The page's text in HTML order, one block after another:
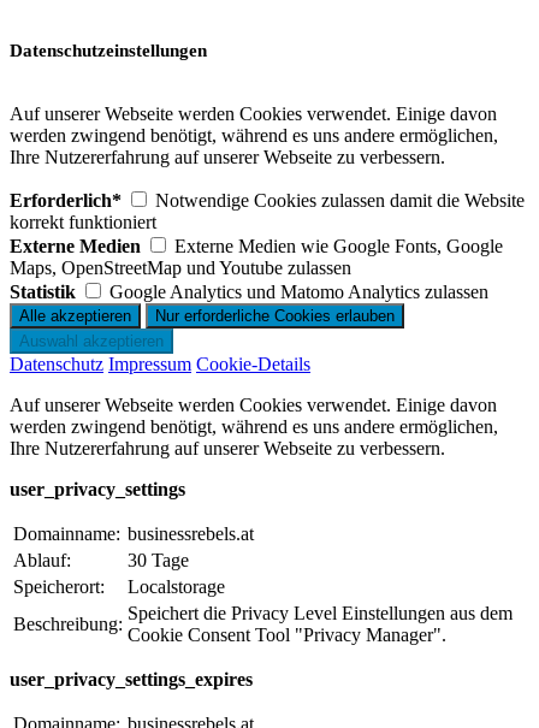
Datenschutzeinstellungen
Auf unserer Webseite werden Cookies verwendet. Einige davon
werden zwingend benötigt, während es uns andere ermöglichen,
Ihre Nutzererfahrung auf unserer Webseite zu verbessern.
Erforderlich*
Notwendige Cookies zulassen damit die Website
korrekt funktioniert
Externe Medien
Externe Medien wie Google Fonts, Google
Maps, OpenStreetMap und Youtube zulassen
Statistik
Google Analytics und Matomo Analytics zulassen
Datenschutz Impressum Cookie-Details
Auf unserer Webseite werden Cookies verwendet. Einige davon
werden zwingend benötigt, während es uns andere ermöglichen,
Ihre Nutzererfahrung auf unserer Webseite zu verbessern.
user_privacy_settings
Domainname: businessrebels.at
Ablauf:
30 Tage
Speicherort:
Localstorage
Beschreibung:
Speichert die Privacy Level Einstellungen aus dem
Cookie Consent Tool "Privacy Manager".
user_privacy_settings_expires
Domainname: businessrebels.at